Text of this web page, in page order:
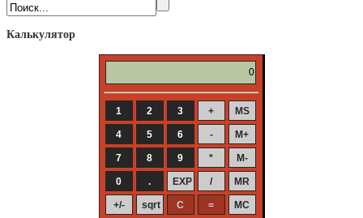
Калькулятор